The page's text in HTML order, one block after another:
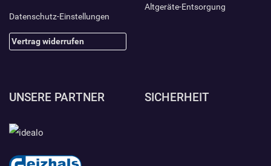
Datenschutz-Einstellungen
Vertrag widerrufen
Altgeräte-Entsorgung
UNSERE PARTNER SICHERHEIT